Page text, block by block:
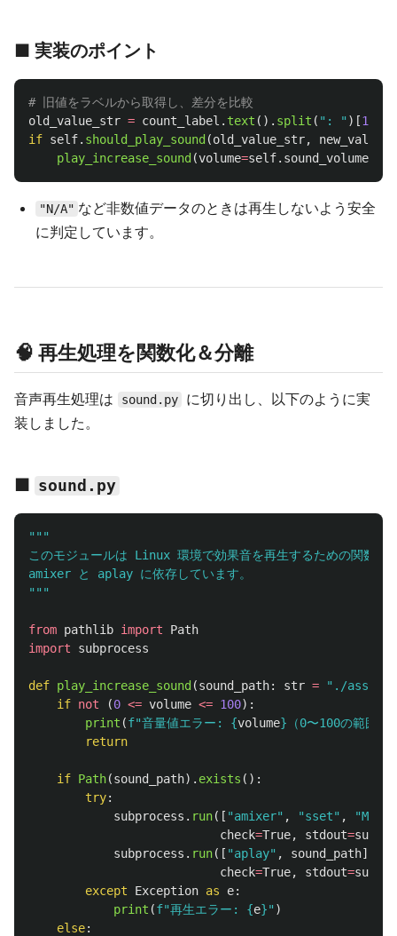
■ 実装のポイント
old_value_str = count_label . text (). split ( " : " )[1
if self. should_play_sound (old_value_str, new_value
play_increase_sound (volume=self. sound_volume
"N/A" など非数値データのときは再生しないよう安全
に判定しています。
🧠 再生処理を関数化＆分離
音声再生処理は sound.py
に切り出し、以下のように実
装しました。
■ sound.py
"""
このモジュールは Linux 環境で効果音を再生するための関数を
"""
from pathlib import
Path
import
subprocess
def play_increase_sound (sound_path: str = " ./asset/
if not (0 <= volume <= 100):
print (f"音量値エラー: {volume} （0〜100の範囲
return
if Path(sound_path). exists ():
try:
subprocess . run([ "amixer" , "sset" , "
check=True, stdout=
subprocess . run([ "aplay" , sound_path],
check=True, stdout=
except
Exception as e:
print (f"再生エラー: {e}" )
else: